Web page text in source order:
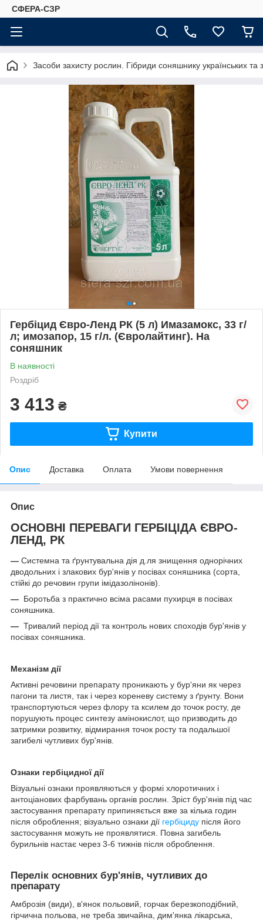
СФЕРА-СЗР
Засоби захисту рослин. Гібриди соняшнику українських та
Гербіцид Євро-Ленд РК (5 л) Имазамокс, 33 г/
л; имозапор, 15 г/л. (Євролайтинг). На
соняшник
В наявності
Роздріб
3 413 ₴
Купити
Опис Доставка Оплата Умови повернення
Опис
ОСНОВНІ ПЕРЕВАГИ ГЕРБІЦІДА ЄВРО-
ЛЕНД, РК
— Системна та ґрунтувальна дія д.ля знищення однорічних
дводольних і злакових бур'янів у посівах соняшника (сорта,
стійкі до речовин групи імідазолінонів).
— Боротьба з практично всіма расами пухирця в посівах
соняшника.
— Тривалий період дії та контроль нових споходів бур'янів у
посівах соняшника.
Механізм дії
Активні речовини препарату проникають у бур'яни як через
пагони та листя, так і через кореневу систему з ґрунту. Вони
транспортуються через флору та ксилем до точок росту, де
порушують процес синтезу амінокислот, що призводить до
затримки розвитку, відмирання точок росту та подальшої
загибелі чутливих бур'янів.
Ознаки гербіцидної дії
Візуальні ознаки проявляються у формі хлоротичних і
антоціанових фарбувань органів рослин. Зріст бур'янів під час
застосування препарату припиняється вже за кілька годин
після оброблення; візуально ознаки дії гербіциду після його
застосування можуть не проявлятися. Повна загибель
бурильнів настає через 3-6 тижнів після оброблення.
Перелік основних бур'янів, чутливих до
препарату
Амброзія (види), в'янок польовий, горчак березкоподібний,
гірчична польова, не треба звичайна, дим'янка лікарська,